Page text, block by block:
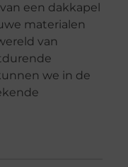
een dakkapel
materialen
van
we in de